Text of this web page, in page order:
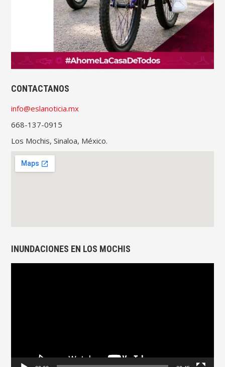
CONTACTANOS
info@eslanoticia.mx
668-137-0915
Los Mochis, Sinaloa, México.
INUNDACIONES EN LOS MOCHIS